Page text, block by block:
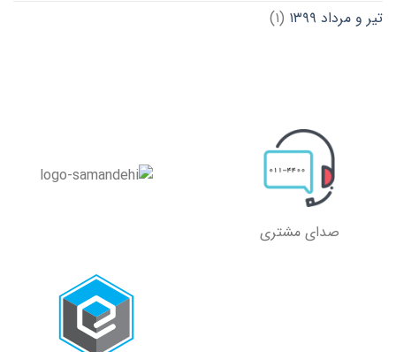
تیر و مرداد ۱۳۹۹
(۱)
صدای مشتری